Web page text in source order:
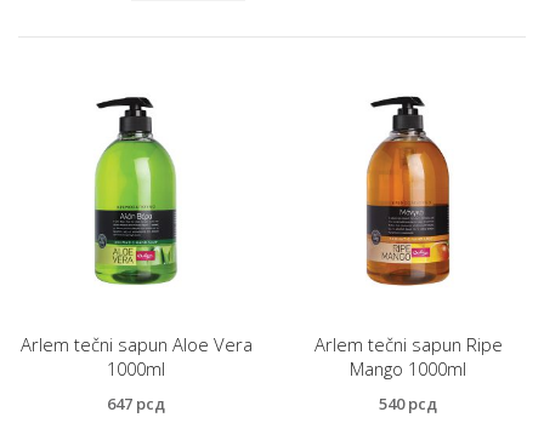
Arlem tečni sapun Aloe Vera
1000ml
647 рсд
Arlem tečni sapun Ripe
Mango 1000ml
540рсд